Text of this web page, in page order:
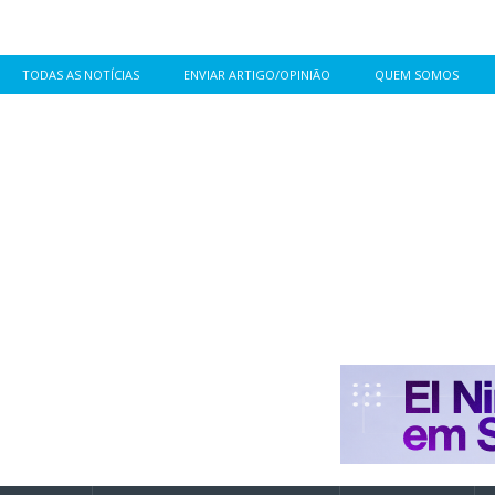
TODAS AS NOTÍCIAS ENVIAR ARTIGO/OPINIÃO QUEM SOMOS